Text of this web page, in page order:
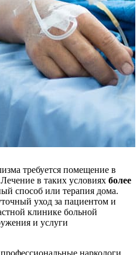
требуется помещение в
в таких условиях более
способ или терапия дома.
уход за пациентом и
клинике больной
и услуги